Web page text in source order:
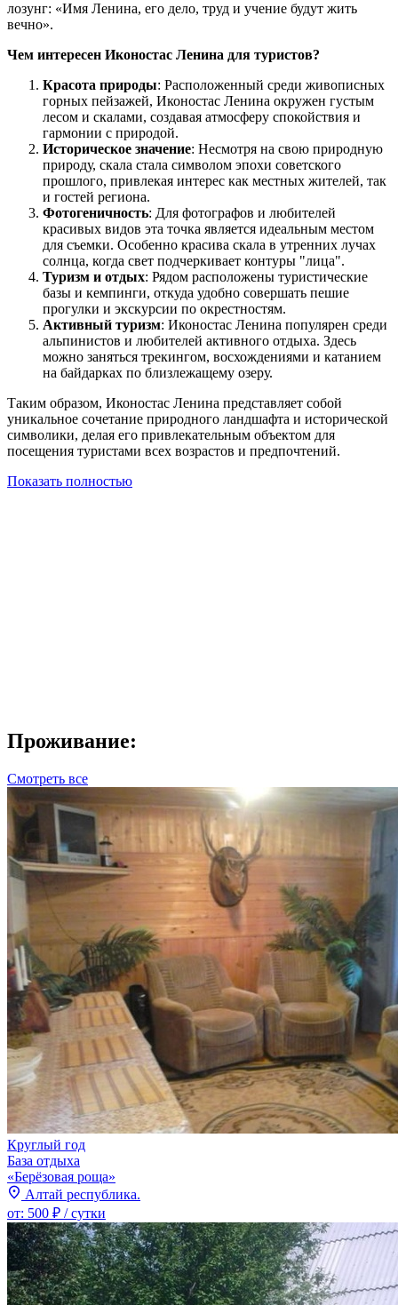
лозунг: «Имя Ленина, его дело, труд и учение будут жить
вечно».
Чем интересен Иконостас Ленина для туристов?
Красота природы: Расположенный среди живописных
горных пейзажей, Иконостас Ленина окружен густым
лесом и скалами, создавая атмосферу спокойствия и
гармонии с природой.
Историческое значение: Несмотря на свою природную
природу, скала стала символом эпохи советского
прошлого, привлекая интерес как местных жителей, так
и гостей региона.
Фотогеничность: Для фотографов и любителей
красивых видов эта точка является идеальным местом
для съемки. Особенно красива скала в утренних лучах
солнца, когда свет подчеркивает контуры "лица".
Туризм и отдых: Рядом расположены туристические
базы и кемпинги, откуда удобно совершать пешие
прогулки и экскурсии по окрестностям.
Активный туризм: Иконостас Ленина популярен среди
альпинистов и любителей активного отдыха. Здесь
можно заняться трекингом, восхождениями и катанием
на байдарках по близлежащему озеру.
Таким образом, Иконостас Ленина представляет собой
уникальное сочетание природного ландшафта и исторической
символики, делая его привлекательным объектом для
посещения туристами всех возрастов и предпочтений.
Показать полностью
Проживание:
Смотреть все
Круглый год
База отдыха
«Берёзовая роща»
Алтай республика.
от: 500 ₽ / сутки